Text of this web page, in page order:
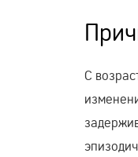
С